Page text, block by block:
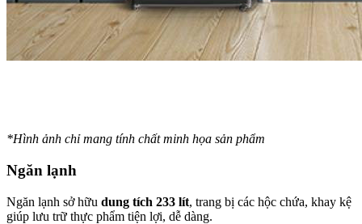
*Hình ảnh chỉ mang tính chất minh họa sản phẩm
Ngăn lạnh
Ngăn lạnh sở hữu dung tích 233 lít, trang bị các hộc chứa, khay kệ
giúp lưu trữ thực phẩm tiện lợi, dễ dàng.